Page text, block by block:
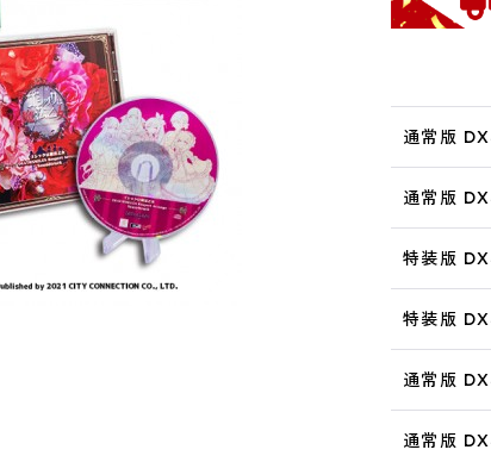
通常版
通常版
特装版
特装版
通常版
通常版